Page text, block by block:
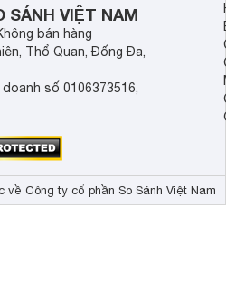
SÁNH VIỆT NAM
bán hàng
Thổ Quan, Đống Đa,
số 0106373516,
Công ty cổ phần So Sánh Việt Nam